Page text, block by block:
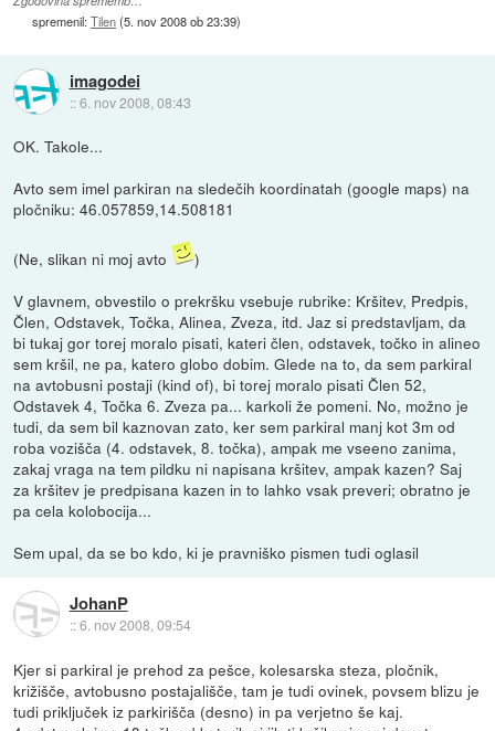
spremenil:Tilen(5. nov 2008 ob 23:39)
imagodei
::6. nov 2008, 08:43
OK. Takole...
Avto sem imel parkiran na sledečih koordinatah (google maps) na
pločniku: 46.057859,14.508181
(Ne, slikan ni moj avto
)
V glavnem, obvestilo o prekršku vsebuje rubrike: Kršitev, Predpis,
Člen, Odstavek, Točka, Alinea, Zveza, itd. Jaz si predstavljam, da
bi tukaj gor torej moralo pisati, kateri člen, odstavek, točko in alineo
sem kršil, ne pa, katero globo dobim. Glede na to, da sem parkiral
na avtobusni postaji (kind of), bi torej moralo pisati Člen 52,
Odstavek 4, Točka 6. Zveza pa... karkoli že pomeni. No, možno je
tudi, da sem bil kaznovan zato, ker sem parkiral manj kot 3m od
roba vozišča (4. odstavek, 8. točka), ampak me vseeno zanima,
zakaj vraga na tem pildku ni napisana kršitev, ampak kazen? Saj
za kršitev je predpisana kazen in to lahko vsak preveri; obratno je
pa cela kolobocija...
Sem upal, da se bo kdo, ki je pravniško pismen tudi oglasil
JohanP
::6. nov 2008, 09:54
Kjer si parkiral je prehod za pešce, kolesarska steza, pločnik,
križišče, avtobusno postajališče, tam je tudi ovinek, povsem blizu je
tudi priključek iz parkirišča (desno) in pa verjetno še kaj.